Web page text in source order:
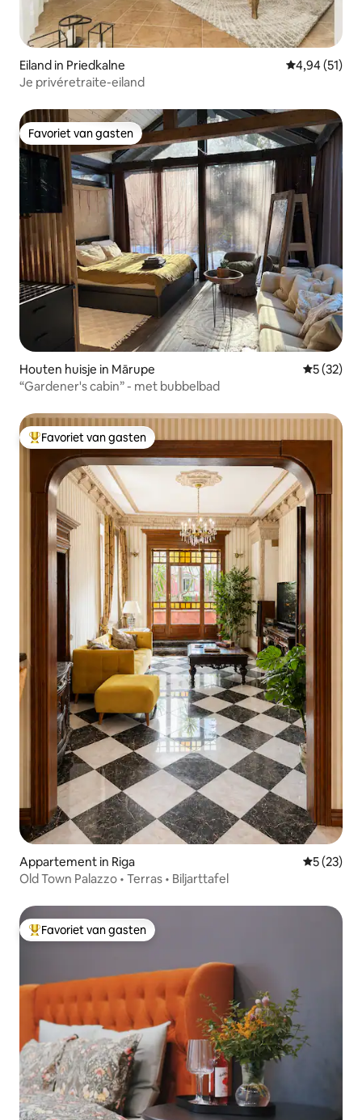
Eiland in Priedkalne Gemiddelde
4,94 (51)
Je privéretraite-eiland
Favoriet van gasten
Favoriet van gasten
Houten huisje in Mārupe
5 (32)
“Gardener's cabin” - met bubbelbad
Topfavoriet van gasten
Favoriet van gasten
Appartement in Riga
5 (23)
Old Town Palazzo • Terras • Biljarttafel
Topfavoriet van gasten
Favoriet van gasten